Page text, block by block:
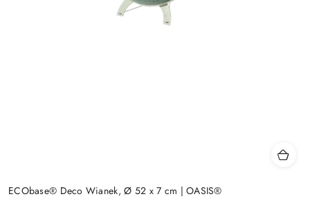
ECObase® Deco Wianek, Ø 52 x 7 cm | OASIS®